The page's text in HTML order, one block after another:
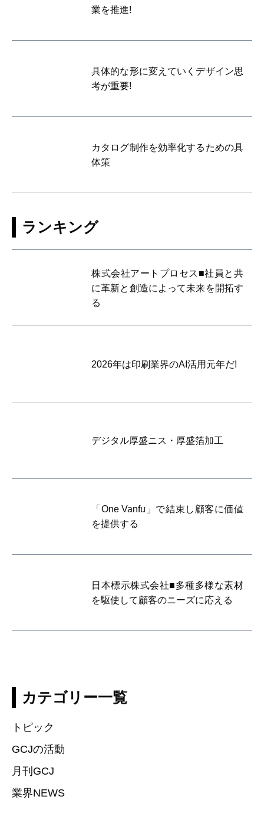
業を推進!
具体的な形に変えていくデザイン思
考が重要!
カタログ制作を効率化するための具
体策
ランキング
株式会社アートプロセス■社員と共
に革新と創造によって未来を開拓す
る
2026年は印刷業界のAI活用元年だ!
デジタル厚盛ニス・厚盛箔加工
「One Vanfu」で結束し顧客に価値
を提供する
日本標示株式会社■多種多様な素材
を駆使して顧客のニーズに応える
カテゴリー一覧
トピック
GCJの活動
月刊GCJ
業界NEWS